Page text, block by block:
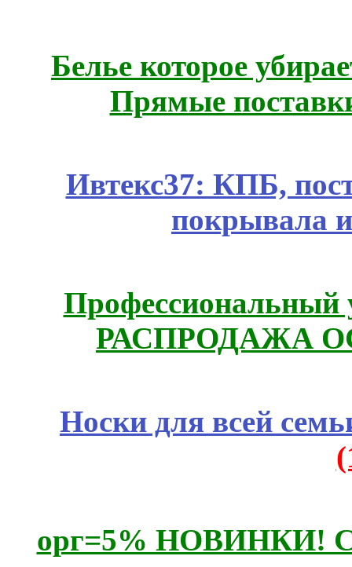
Белье которое
Прямые
Ивтекс37: КПБ,
покрывала
Профессиональный
РАСПРОДАЖА
Носки для всей
орг=5% НОВИНКИ!